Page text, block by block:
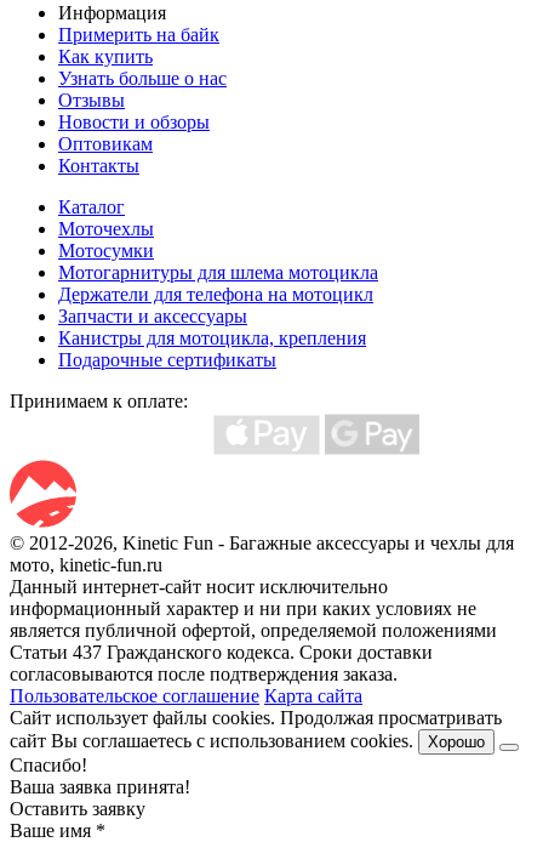
Информация
Примерить на байк
Как купить
Узнать больше о нас
Отзывы
Новости и обзоры
Оптовикам
Контакты
Каталог
Моточехлы
Мотосумки
Мотогарнитуры для шлема мотоцикла
Держатели для телефона на мотоцикл
Запчасти и аксессуары
Канистры для мотоцикла, крепления
Подарочные сертификаты
Принимаем к оплате:
© 2012-2026, Kinetic Fun - Багажные аксессуары и чехлы для
мото, kinetic-fun.ru
Данный интернет-сайт носит исключительно
информационный характер и ни при каких условиях не
является публичной офертой, определяемой положениями
Статьи 437 Гражданского кодекса. Сроки доставки
согласовываются после подтверждения заказа.
Пользовательское соглашение Карта сайта
Сайт использует файлы cookies. Продолжая просматривать
сайт Вы соглашаетесь с использованием cookies.
Хорошо
Спасибо!
Ваша заявка принята!
Оставить заявку
Ваше имя *